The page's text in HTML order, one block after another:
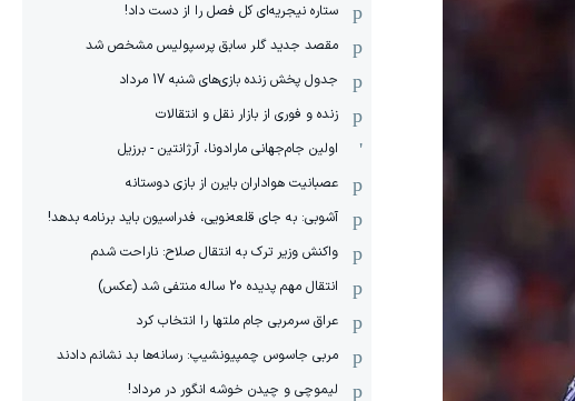
ستاره نیجریه‌ای کل فصل را از دست داد!
مقصد جدید گلر سابق پرسپولیس مشخص شد
جدول پخش زنده بازی‌های شنبه 17 مرداد
زنده و فوری از بازار نقل و انتقالات
اولین جام‌جهانی مارادونا، آرژانتین - برزیل
عصبانیت هواداران بایرن از بازی دوستانه
آشوبی: به جای قلعه‌نویی، فدراسیون باید برنامه بدهد!
واکنش وزیر ترک به انتقال صلاح: ناراحت شدم
انتقال مهم پدیده 20 ساله منتفی شد (عکس)
عراق سرمربی جام ملتها را انتخاب کرد
مربی جاسوس چمپیونشیپ: رسانه‌ها بد نشانم دادند
لیموچی و چیدن خوشه انگور در مرداد!